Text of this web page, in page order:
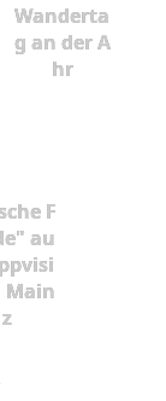
Wanderta
g an der A
hr
F
au
Main
z